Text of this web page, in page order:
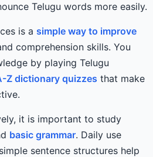
Telugu words more easily.
is a simple way to improve
comprehension skills. You
by playing Telugu
Z dictionary quizzes that make
it is important to study
basic grammar. Daily use
sentence structures help